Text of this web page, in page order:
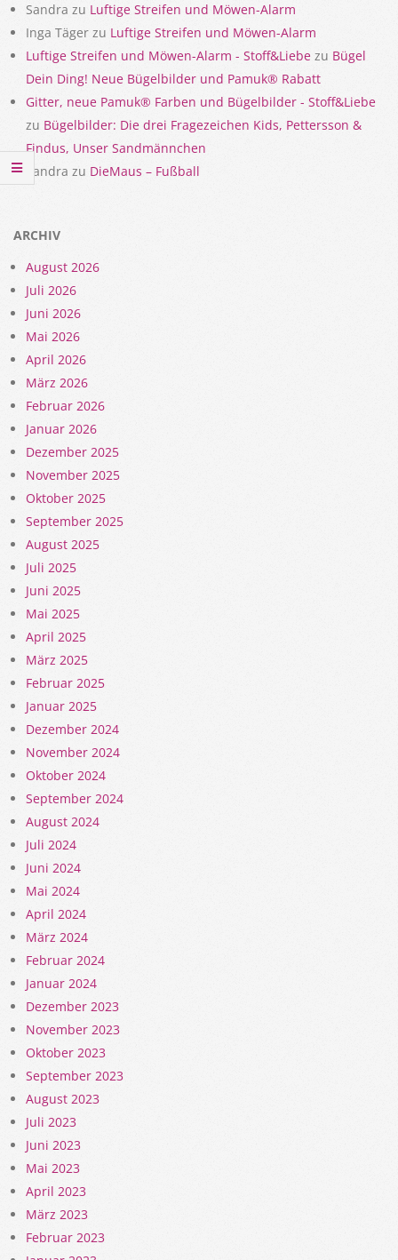
Sandra zu Luftige Streifen und Möwen-Alarm
Inga Täger zu Luftige Streifen und Möwen-Alarm
Luftige Streifen und Möwen-Alarm - Stoff&Liebe zu Bügel
Dein Ding! Neue Bügelbilder und Pamuk® Rabatt
Gitter, neue Pamuk® Farben und Bügelbilder - Stoff&Liebe
zu Bügelbilder: Die drei Fragezeichen Kids, Pettersson &
Findus, Unser Sandmännchen
Sandra zu DieMaus – Fußball
ARCHIV
August 2026
Juli 2026
Juni 2026
Mai 2026
April 2026
März 2026
Februar 2026
Januar 2026
Dezember 2025
November 2025
Oktober 2025
September 2025
August 2025
Juli 2025
Juni 2025
Mai 2025
April 2025
März 2025
Februar 2025
Januar 2025
Dezember 2024
November 2024
Oktober 2024
September 2024
August 2024
Juli 2024
Juni 2024
Mai 2024
April 2024
März 2024
Februar 2024
Januar 2024
Dezember 2023
November 2023
Oktober 2023
September 2023
August 2023
Juli 2023
Juni 2023
Mai 2023
April 2023
März 2023
Februar 2023